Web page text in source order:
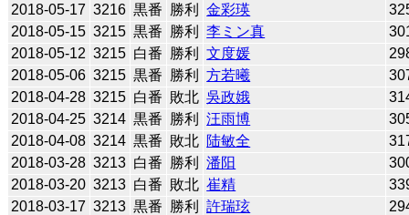
2018-05-17 3216 黒番 勝利 金彩瑛
2018-05-15 3215 黒番 勝利 李ミン真
2018-05-12 3215 白番 勝利 文度媛
2018-05-06 3215 黒番 勝利 方若曦
2018-04-28 3215 白番 敗北 吳政娥
2018-04-25 3214 黒番 勝利 汪雨博
2018-04-08 3214 黒番 敗北 陆敏全
2018-03-28 3213 白番 勝利 潘阳
2018-03-20 3213 白番 敗北 崔精
2018-03-17 3213 黒番 勝利 許瑞玹